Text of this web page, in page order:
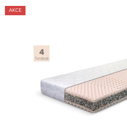
AKCE